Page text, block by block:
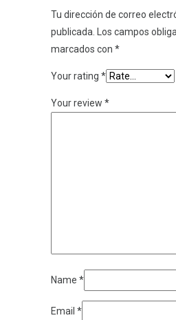
Tu dirección de correo
publicada. Los campos
marcados con *
Your rating *
Your review *
Name *
Email *